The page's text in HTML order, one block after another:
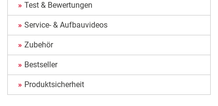
Test & Bewertungen
Service- & Aufbauvideos
Zubehör
Bestseller
Produktsicherheit